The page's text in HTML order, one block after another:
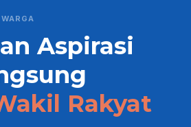
Aspirasi
Rakyat